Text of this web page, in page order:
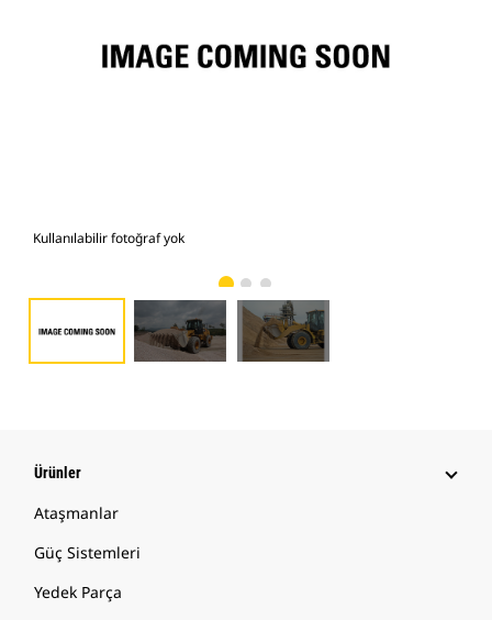
Kullanılabilir fotoğraf yok
Ürünler
Ataşmanlar
Güç Sistemleri
Yedek Parça